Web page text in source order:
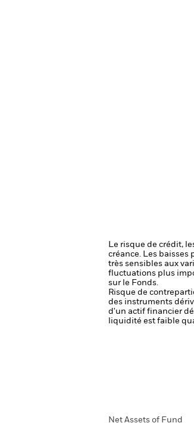
Le risque de crédit,
créance. Les
très sensibles aux
fluctuations plus
sur le Fonds.
Risque de
des instruments
d'un actif financier
liquidité est faible
Net Assets of Fund